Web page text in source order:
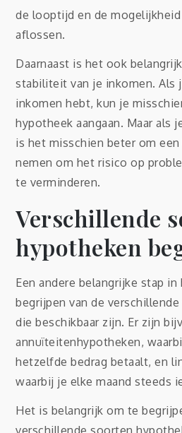
de looptijd en de
aflossen.
Daarnaast is het ook
stabiliteit van je inkomen. Als
inkomen hebt, kun je
hypotheek aangaan. Maar als
is het misschien beter om
nemen om het risico op
te verminderen.
Verschillende
hypotheken
Een andere belangrijke stap
begrijpen van de
die beschikbaar zijn. Er zijn
annuïteitenhypotheken,
hetzelfde bedrag betaalt, en
waarbij je elke maand steeds
Het is belangrijk om te
verschillende soorten